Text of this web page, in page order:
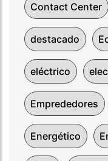
Contact Center
destacado
eléctrico
Emprededores
Energético